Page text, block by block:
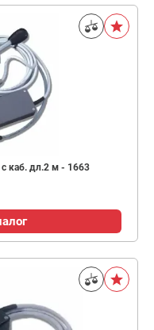
каб. дл.2 м - 1663